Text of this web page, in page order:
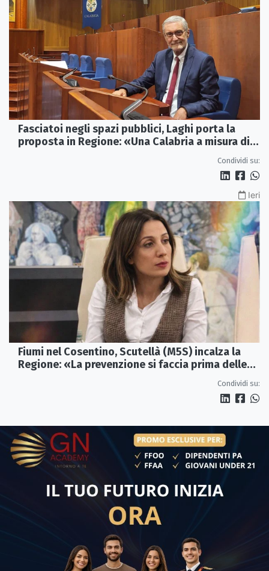
Fasciatoi negli spazi pubblici, Laghi porta la
proposta in Regione: «Una Calabria a misura di
Condividi su:
Ieri
Fiumi nel Cosentino, Scutellà (M5S) incalza la
Regione: «La prevenzione si faccia prima delle
Condividi su: